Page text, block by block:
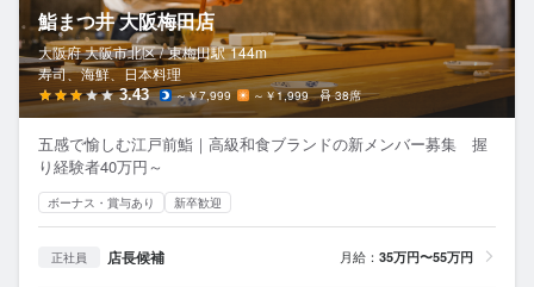
応募履歴
WEB履歴書
スカウト・メルマガ受信設定
ヘルプ・お問い合わせフォーム
掲載をご検討の店舗様へ
鮨まつ井 大阪梅田店
大阪府 大阪市北区 / 東梅田駅 144m
寿司、海鮮、日本料理
3.43 ～￥7,999 ～￥1,999 38席
五感で愉しむ江戸前鮨｜高級和食ブランドの新メンバー募集 握
り経験者40万円～
ボーナス・賞与あり 新卒歓迎
正社員 店長候補 月給： 35万円〜55万円